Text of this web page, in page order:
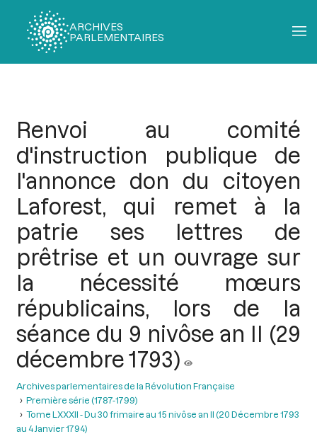
ARCHIVES
PARLEMENTAIRES
Renvoi au comité
d'instruction publique de
l'annonce don du citoyen
Laforest, qui remet à la
patrie ses lettres de
prêtrise et un ouvrage sur
la nécessité mœurs
républicains, lors de la
séance du 9 nivôse an II (29
décembre 1793)
Archives parlementaires de la Révolution Française
Première série (1787-1799)
Tome LXXXII - Du 30 frimaire au 15 nivôse an II (20 Décembre 1793
au 4 Janvier 1794)